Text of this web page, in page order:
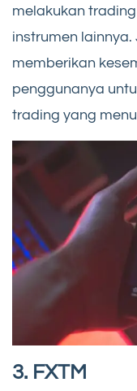
melakukan
instrumen
memberikan
penggunanya
trading yang
3. FXTM